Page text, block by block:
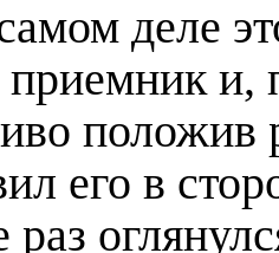
деле
приемник и,
положив
его в